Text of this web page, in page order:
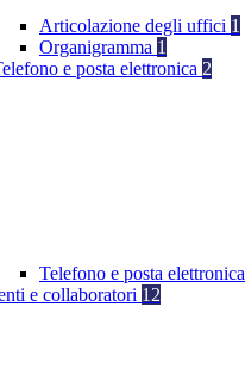
Articolazione degli uffici 1
Organigramma 1
e posta elettronica 2
Telefono e posta elettronica
e collaboratori 12